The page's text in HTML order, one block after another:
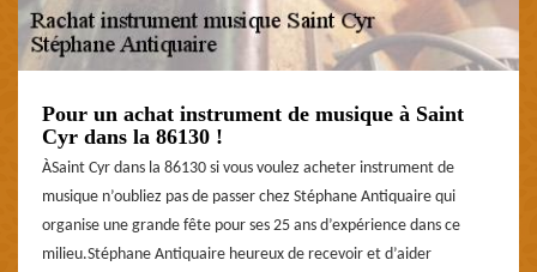
Pour un achat instrument de musique à Saint
Cyr dans la 86130 !
ÀSaint Cyr dans la 86130 si vous voulez acheter instrument de
musique n’oubliez pas de passer chez Stéphane Antiquaire qui
organise une grande fête pour ses 25 ans d’expérience dans ce
milieu.Stéphane Antiquaire heureux de recevoir et d’aider